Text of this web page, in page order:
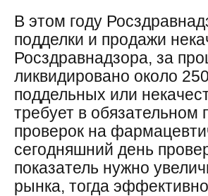
В этом году
подделки и продажи
Росздравнадзора, за
ликвидировано около
поддельных или
требует в обязательном
проверок на
сегодняшний день
показатель нужно
рынка, тогда